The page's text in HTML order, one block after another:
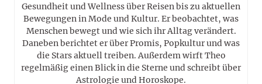
Gesundheit und Wellness über Reisen bis zu aktuellen
Bewegungen in Mode und Kultur. Er beobachtet, was
Menschen bewegt und wie sich ihr Alltag verändert.
Daneben berichtet er über Promis, Popkultur und was
die Stars aktuell treiben. Außerdem wirft Theo
regelmäßig einen Blick in die Sterne und schreibt über
Astrologie und Horoskope.